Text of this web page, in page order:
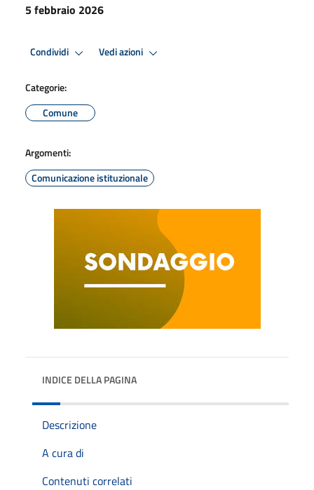
5 febbraio 2026
Condividi Vedi azioni
Categorie:
Comune
Argomenti:
Comunicazione istituzionale
INDICE DELLA PAGINA
Descrizione
A cura di
Contenuti correlati